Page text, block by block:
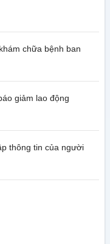
chữa bệnh ban
giảm lao động
thông tin của người